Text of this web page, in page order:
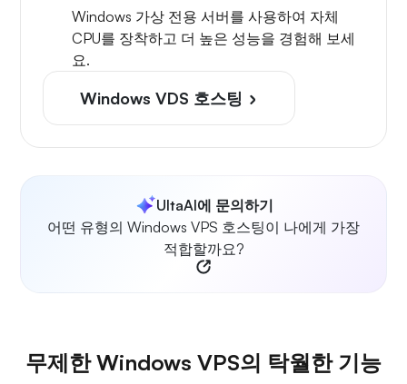
Windows 가상 전용 서버를 사용하여 자체
CPU를 장착하고 더 높은 성능을 경험해 보세
요.
Windows VDS 호스팅
UltaAI에 문의하기
어떤 유형의 Windows VPS 호스팅이 나에게 가장
적합할까요?
무제한 Windows VPS의 탁월한 기능